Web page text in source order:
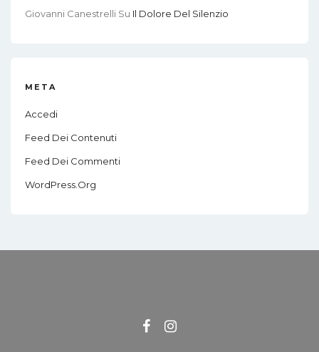
Giovanni Canestrelli Su Il Dolore Del Silenzio
META
Accedi
Feed Dei Contenuti
Feed Dei Commenti
WordPress.org